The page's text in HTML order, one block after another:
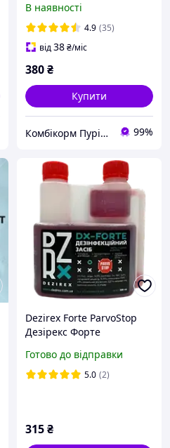
приміщень
В наявності
4.9 (35)
від38₴/міс
380₴
Купити
Комбікорм Пуріна 99%
Dezirex Forte ParvoStop
Дезірекс Форте
л
Готово до відправки
5.0 (2)
315₴